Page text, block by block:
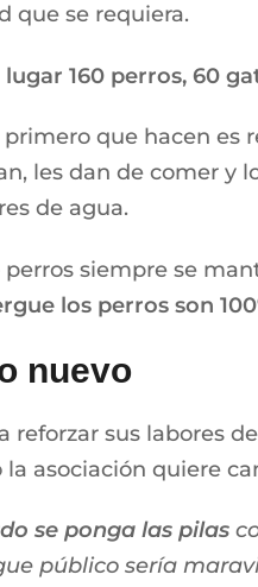
que se requiera.
160 perros, 60
primero que hacen es
les dan de comer y
de agua.
siempre se
los perros son
nuevo
reforzar sus labores
la asociación quiere
se ponga las pilas
público sería